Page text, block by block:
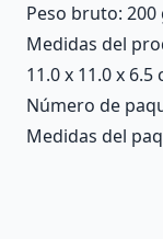
Peso bruto: 200
Medidas del
11.0 x 11.0 x 6.5
Número de
Medidas del